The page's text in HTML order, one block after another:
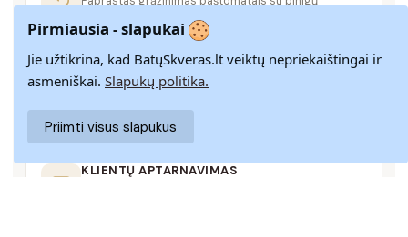
SAUGUS MOKĖJIMAS
SSL šifravimas užtikrina aukščiausią jūsų duomenų
saugumo lygį
KLIENTŲ APTARNAVIMAS
Pirmiausia - slapukai
Jie užtikrina, kad BatųSkveras.lt veiktų nepriekaištingai ir
asmeniškai. Slapukų politika.
Priimti visus slapukus